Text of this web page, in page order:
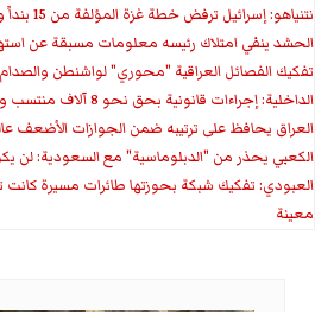
نتنياهو: إسرائيل ترفض خطة غزة المؤلفة من 15 بنداً ولن تنسحب منها
الحشد ينفي امتلاك رئيسه معلومات مسبقة عن
تفكيك الفصائل العراقية "محوري" لواشنطن
الداخلية: إجراءات قانونية بحق نحو 8 آلاف منتسب وموظف منذ بداية 2026
العراق يحافظ على ترتيبه ضمن الجوازات الأضعف
الكعبي يحذر من "الدبلوماسية" مع السعودية: لن
العبودي: تفكيك شبكة بحوزتها طائرات مسيرة
معينة